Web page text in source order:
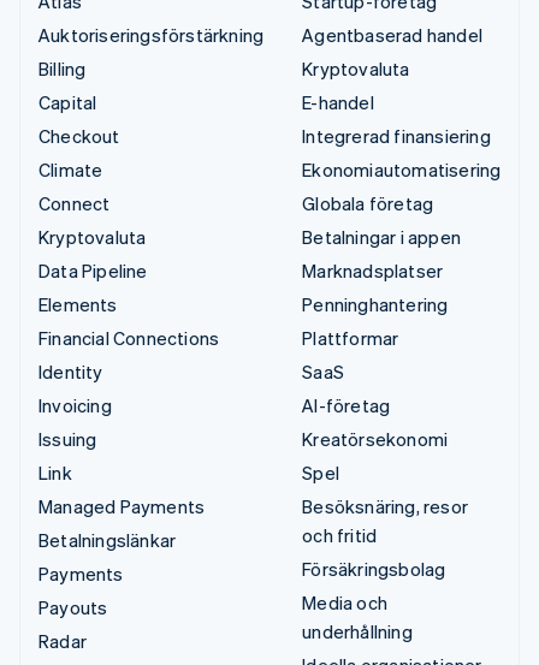
Auktoriseringsförstärkning
Billing
Capital
Checkout
Climate
Connect
Kryptovaluta
Data Pipeline
Elements
Financial Connections
Identity
Invoicing
Issuing
Link
Managed Payments
Betalningslänkar
Payments
Payouts
Radar
Agentbaserad handel
Kryptovaluta
E-handel
Integrerad finansiering
Ekonomiautomatisering
Globala företag
Betalningar i appen
Marknadsplatser
Penninghantering
Plattformar
SaaS
AI-företag
Kreatörsekonomi
Spel
Besöksnäring, resor
och fritid
Försäkringsbolag
Media och
underhållning